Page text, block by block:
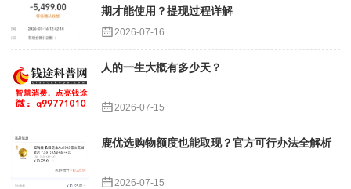
期才能使用？提现过程详解
2026-07-16
人的一生大概有多少天？
2026-07-15
鹿优选购物额度也能取现？官方可行办法全解析
2026-07-15